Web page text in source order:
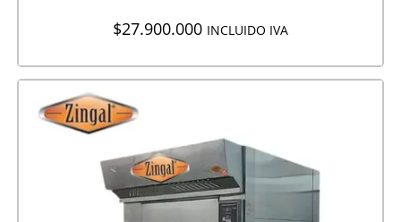
$27.900.000 INCLUIDO IVA